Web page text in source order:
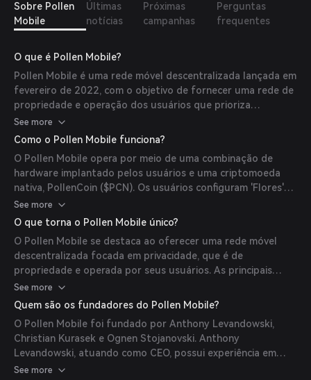
Sobre Pollen
Mobile
Últimas
notícias
Próximas
campanhas
Perguntas
frequentes
O que é Pollen Mobile?
Pollen Mobile é uma rede móvel descentralizada lançada em
fevereiro de 2022, com o objetivo de fornecer uma rede de
propriedade e operação dos usuários que prioriza
privacidade, anonimato e liberdade. Ao aproveitar
tecnologias blockchain e de código aberto, o Pollen Mobile
redes móveis, oferecendo uma alternativa às operadoras
tradicionais.
See more
Como o Pollen Mobile funciona?
O Pollen Mobile opera por meio de uma combinação de
hardware implantado pelos usuários e uma criptomoeda
nativa, PollenCoin ($PCN). Os usuários configuram 'Flores'
(antenas) para fornecer cobertura de rede, que é validada
por 'Abelhas' (dispositivos portáteis). Dispositivos móveis,
chamados 'Beija-flores', conectam-se à rede via eSIMs,
garantindo comunicação privada e segura. Os participantes
ganham tokens $PCN por contribuir com a cobertura e o
uso da rede.
See more
O que torna o Pollen Mobile único?
O Pollen Mobile se destaca ao oferecer uma rede móvel
descentralizada focada em privacidade, que é de
propriedade e operada por seus usuários. As principais
características incluem: 1) Expansão da rede impulsionada
pelos usuários através do desenvolvimento de hardware; 2)
anonimato aprimorados em comparação com operadoras
tradicionais; 4) Flexibilidade na cobertura, permitindo que os
usuários estabeleçam conectividade onde necessário.
See more
Quem são os fundadores do Pollen Mobile?
O Pollen Mobile foi fundado por Anthony Levandowski,
Christian Kurasek e Ognen Stojanovski. Anthony
Levandowski, atuando como CEO, possui experiência em
tecnologia de condução autônoma e anteriormente
See more